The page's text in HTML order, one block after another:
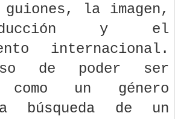
la imagen,
y el
internacional.
de poder ser
como un género
búsqueda de un